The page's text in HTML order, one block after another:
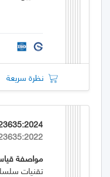
نظرة سريعة
مواصفة
تقنيات